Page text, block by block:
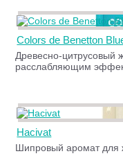
Colors de Benetton
Древесно-цитрусовый
расслабляющим
Hacivat
Шипровый аромат для